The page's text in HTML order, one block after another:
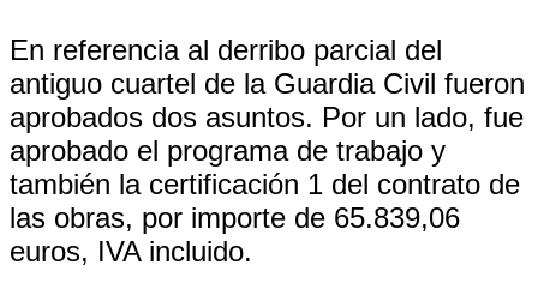
En referencia al derribo parcial del
antiguo cuartel de la Guardia Civil fueron
aprobados dos asuntos. Por un lado, fue
aprobado el programa de trabajo y
también la certificación 1 del contrato de
las obras, por importe de 65.839,06
euros, IVA incluido.